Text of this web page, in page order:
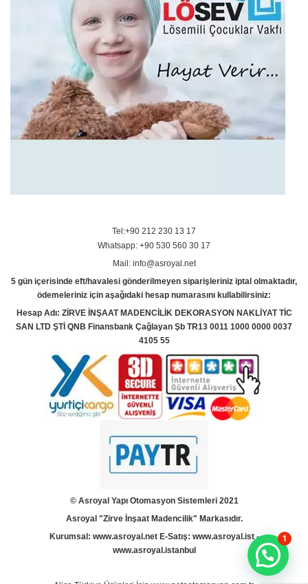
Tel:+90 212 230 13 17
Whatsapp: +90 530 560 30 17
Mail: info@asroyal.net
5 gün içerisinde eft/havalesi gönderilmeyen siparişleriniz iptal olmaktadır,
ödemeleriniz için aşağıdaki hesap numarasını kullabilirsiniz:
Hesap Adı: ZİRVE İNŞAAT MADENCİLİK DEKORASYON NAKLİYAT TİC
SAN LTD ŞTİ QNB Finansbank Çağlayan Şb TR13 0011 1000 0000 0037
4105 55
© Asroyal Yapı Otomasyon Sistemleri 2021
Asroyal "Zirve İnşaat Madencilik" Markasıdır.
Kurumsal: www.asroyal.netE-Satış: www.asroyal.ist-
www.asroyal.istanbul
1